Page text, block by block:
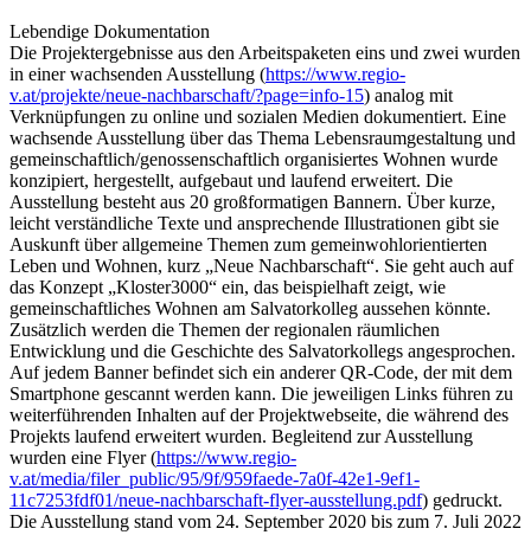
Lebendige Dokumentation
Die Projektergebnisse aus den Arbeitspaketen eins und zwei wurden
in einer wachsenden Ausstellung (https://www.regio-
v.at/projekte/neue-nachbarschaft/?page=info-15) analog mit
Verknüpfungen zu online und sozialen Medien dokumentiert. Eine
wachsende Ausstellung über das Thema Lebensraumgestaltung und
gemeinschaftlich/genossenschaftlich organisiertes Wohnen wurde
konzipiert, hergestellt, aufgebaut und laufend erweitert. Die
Ausstellung besteht aus 20 großformatigen Bannern. Über kurze,
leicht verständliche Texte und ansprechende Illustrationen gibt sie
Auskunft über allgemeine Themen zum gemeinwohlorientierten
Leben und Wohnen, kurz „Neue Nachbarschaft“. Sie geht auch auf
das Konzept „Kloster3000“ ein, das beispielhaft zeigt, wie
gemeinschaftliches Wohnen am Salvatorkolleg aussehen könnte.
Zusätzlich werden die Themen der regionalen räumlichen
Entwicklung und die Geschichte des Salvatorkollegs angesprochen.
Auf jedem Banner befindet sich ein anderer QR-Code, der mit dem
Smartphone gescannt werden kann. Die jeweiligen Links führen zu
weiterführenden Inhalten auf der Projektwebseite, die während des
Projekts laufend erweitert wurden. Begleitend zur Ausstellung
wurden eine Flyer (https://www.regio-
v.at/media/filer_public/95/9f/959faede-7a0f-42e1-9ef1-
11c7253fdf01/neue-nachbarschaft-flyer-ausstellung.pdf) gedruckt.
Die Ausstellung stand vom 24. September 2020 bis zum 7. Juli 2022